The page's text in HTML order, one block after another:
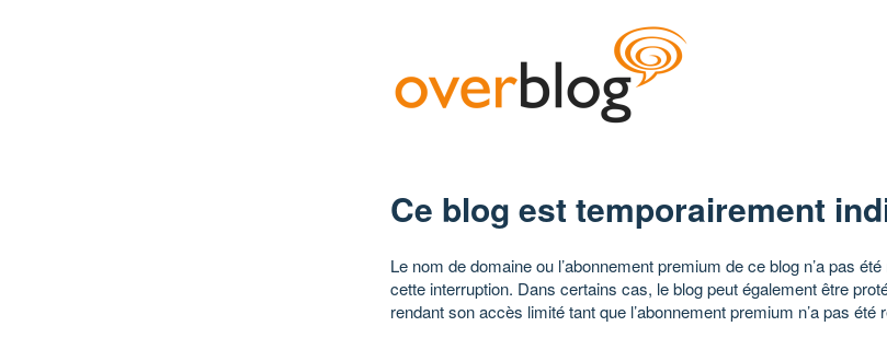
Ce blog est temporairement
Le nom de domaine ou l’abonnement premium de ce blog n’a pas
cette interruption. Dans certains cas, le blog peut également être
rendant son accès limité tant que l’abonnement premium n’a pas été